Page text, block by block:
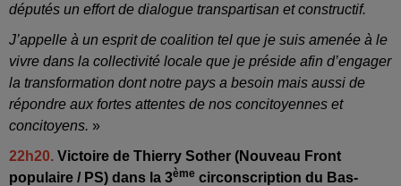
députés un effort de dialogue transpartisan et constructif.
J’appelle à un esprit de coalition tel que je suis amenée à le
vivre dans la collectivité locale que je préside afin d’engager
la transformation dont notre pays a besoin mais aussi de
répondre aux fortes attentes de nos concitoyennes et
concitoyens. »
22h20. Victoire de Thierry Sother (Nouveau Front
populaire / PS) dans la 3ème circonscription du Bas-